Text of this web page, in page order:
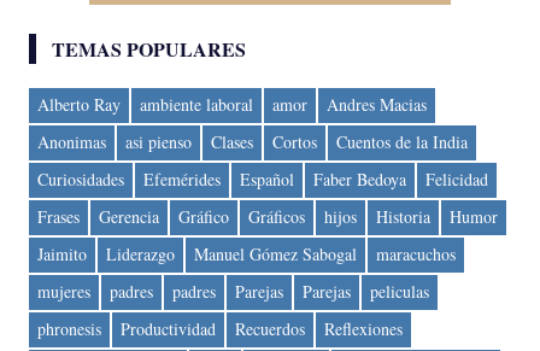
TEMAS POPULARES
Alberto Ray ambiente laboral amor
Andres Macias
Anonimas
asi pienso Clases Cortos
Cuentos de la India
Curiosidades
Efemérides Español Faber Bedoya
Felicidad
Frases
Gerencia Gráfico Gráficos hijos Historia
Humor
Jaimito
Liderazgo Manuel Gómez Sabogal
maracuchos
mujeres
padres padres Parejas Parejas
peliculas
phronesis
Productividad Recuerdos
Reflexiones